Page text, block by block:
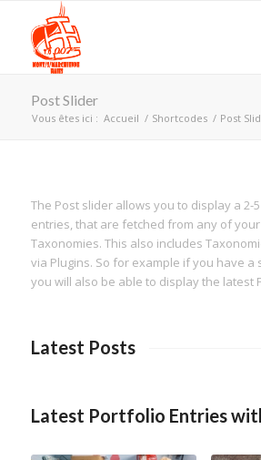
Post Slider
Vous êtes ici : Accueil / Shortcodes / Post
The Post slider allows you to display a 2-
entries, that are fetched from any of
Taxonomies. This also includes
via Plugins. So for example if you have a
you will also be able to display the latest
Latest Posts
Latest Portfolio Entries